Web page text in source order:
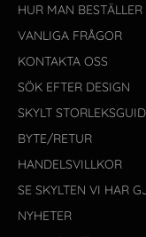
HUR MAN
VANLIGA FRÅGOR
KONTAKTA OSS
SÖK EFTER DESIGN
SKYLT
BYTE/RETUR
HANDELSVILLKOR
SE SKYLTEN VI HAR
NYHETER